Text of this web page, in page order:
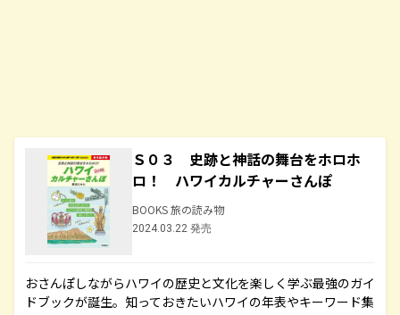
Ｓ０３ 史跡と神話の舞台をホロホ
ロ！ ハワイカルチャーさんぽ
BOOKS 旅の読み物
2024.03.22 発売
おさんぽしながらハワイの歴史と文化を楽しく学ぶ最強のガイ
ドブックが誕生。知っておきたいハワイの年表やキーワード集